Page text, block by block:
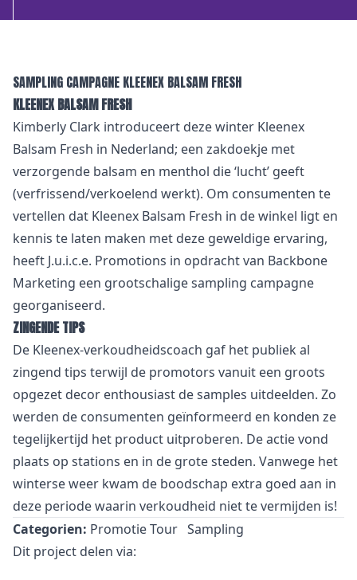
SAMPLING CAMPAGNE KLEENEX BALSAM FRESH
KLEENEX BALSAM FRESH
Kimberly Clark introduceert deze winter Kleenex
Balsam Fresh in Nederland; een zakdoekje met
verzorgende balsam en menthol die ‘lucht’ geeft
(verfrissend/verkoelend werkt). Om consumenten te
vertellen dat Kleenex Balsam Fresh in de winkel ligt en
kennis te laten maken met deze geweldige ervaring,
heeft J.u.i.c.e. Promotions in opdracht van Backbone
Marketing een grootschalige sampling campagne
georganiseerd.
ZINGENDE TIPS
De Kleenex-verkoudheidscoach gaf het publiek al
zingend tips terwijl de promotors vanuit een groots
opgezet decor enthousiast de samples uitdeelden. Zo
werden de consumenten geïnformeerd en konden ze
tegelijkertijd het product uitproberen. De actie vond
plaats op stations en in de grote steden. Vanwege het
winterse weer kwam de boodschap extra goed aan in
deze periode waarin verkoudheid niet te vermijden is!
Categorien: Promotie Tour Sampling
Dit project delen via: